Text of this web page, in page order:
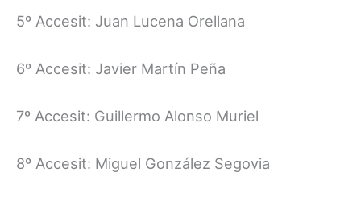
5º Accesit: Juan Lucena Orellana
6º Accesit: Javier Martín Peña
7º Accesit: Guillermo Alonso Muriel
8º Accesit: Miguel González Segovia